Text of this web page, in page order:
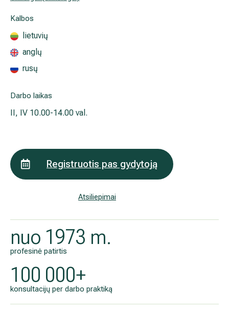
Išsiplėtusių kojų venų gydymas
Mamologija (Krūtų onkochirurgija)
Hila gydytojai